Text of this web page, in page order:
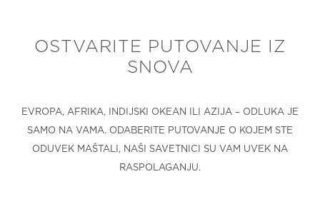
OSTVARITE PUTOVANJE IZ
SNOVA
EVROPA, AFRIKA, INDIJSKI OKEAN ILI AZIJA – ODLUKA JE
SAMO NA VAMA. ODABERITE PUTOVANJE O KOJEM STE
ODUVEK MAŠTALI, NAŠI SAVETNICI SU VAM UVEK NA
RASPOLAGANJU.